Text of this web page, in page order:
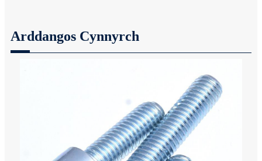
Arddangos Cynnyrch